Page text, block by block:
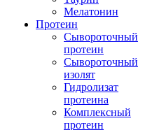
Мелатонин
Протеин
Сывороточный
протеин
Сывороточный
изолят
Гидролизат
протеина
Комплексный
протеин